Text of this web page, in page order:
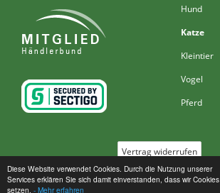
Diese Website verwendet Cookies. Durch die Nutzung unserer
Services erklären Sie sich damit einverstanden, dass wir Cookies
setzen. - Mehr erfahren
Hund
Katze
Kleintier
Vogel
Pferd
Vertrag widerrufen
*Alle Preise inkl. MwSt., zzgl. ggf.